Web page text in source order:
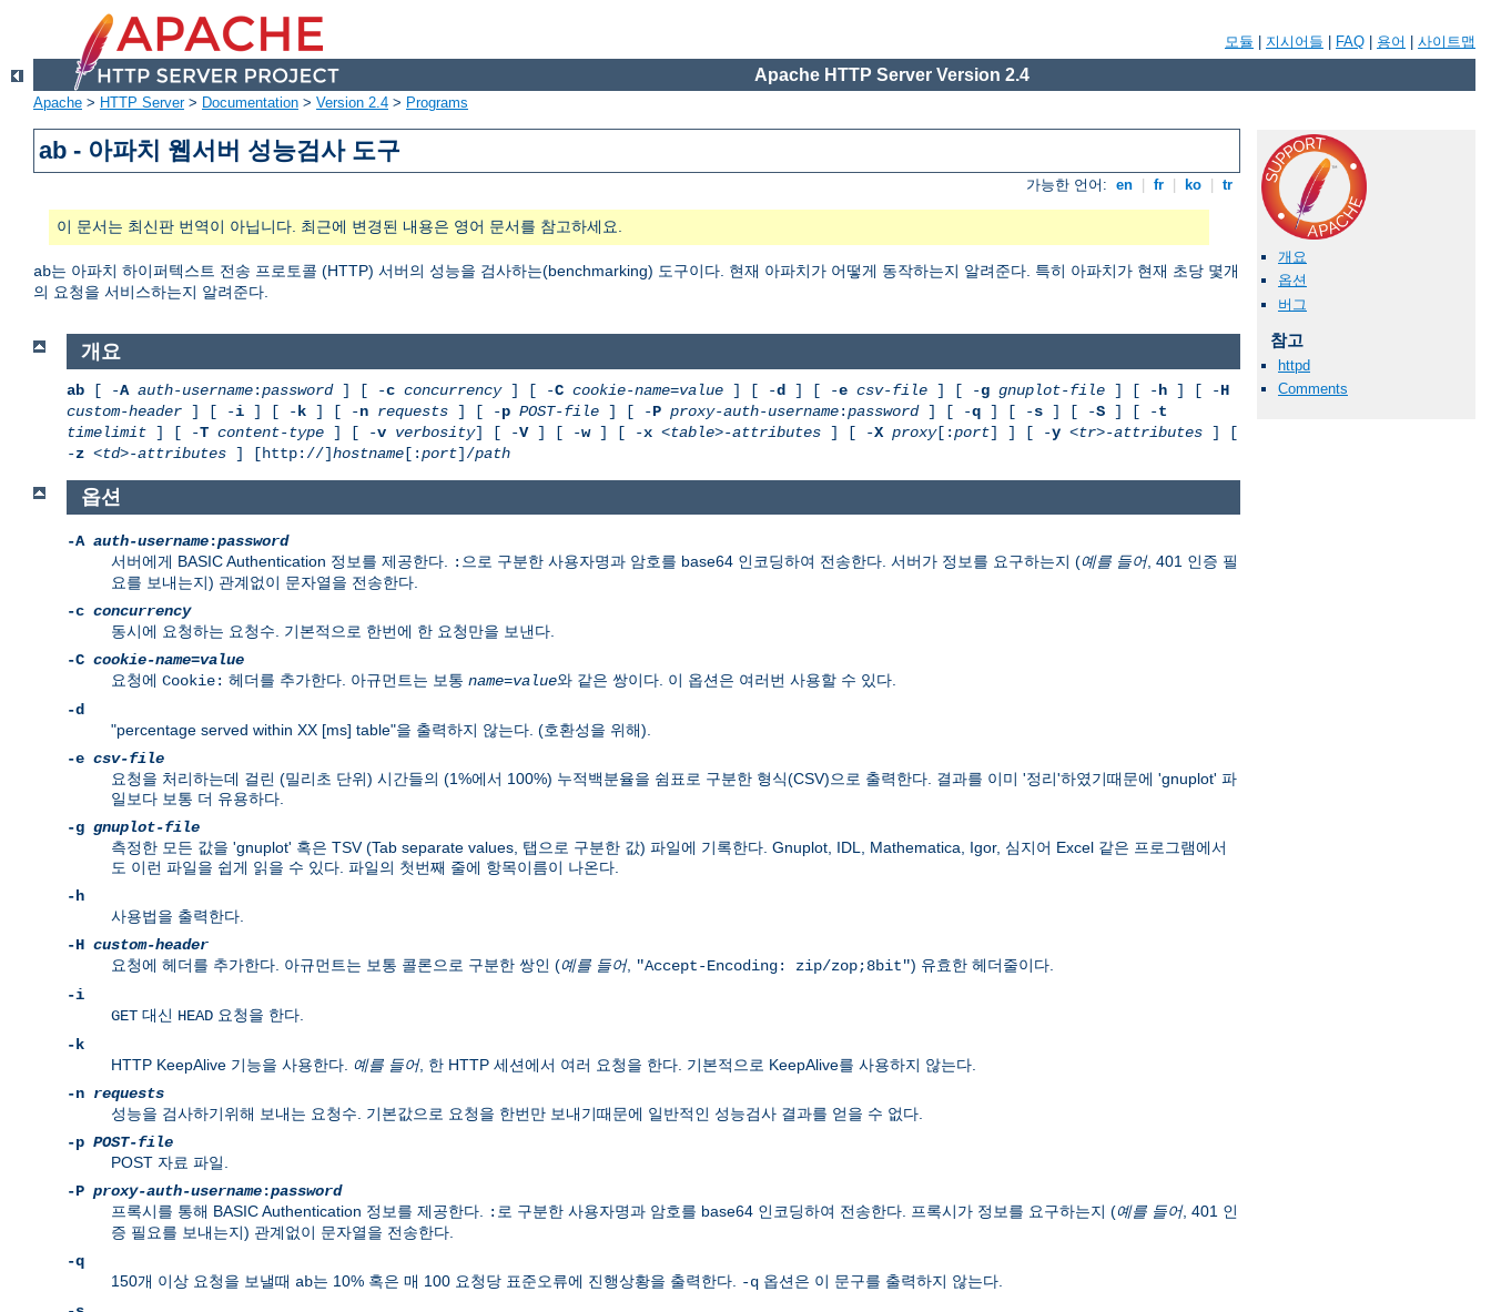
모듈 지시어들 FAQ 용어 사이트맵
Apache HTTP Server Version 2.4
Apache > HTTP Server> Documentation > Version 2.4 > Programs
ab - 아파치 웹서버 성능검사 도구
가능한 언어: en fr ko tr
이 문서는 최신판 번역이 아닙니다. 최근에 변경된 내용은 영어 문서를 참고하세요.
ab는 아파치 하이퍼텍스트 전송 프로토콜 (HTTP) 서버의 성능을 검사하는(benchmarking) 도구이다. 현재 아파치가 어떻게 동작하는지 알려준다. 특히 아파치가 현재 초당 몇개
의 요청을 서비스하는지 알려준다.
개요
옵션
버그
참고
httpd
Comments
개요
ab [ -A auth-username:password] [ -c concurrency] [ -C cookie-name=value ] [ -d ] [ -e csv-file ] [ -g gnuplot-file ] [ -h ] [ -H
custom-header ] [ -i ] [ - k ] [ -n requests ] [ -p POST-file ] [ -P proxy-auth-username:password] [ -q ] [ -s ] [ -S ] [ -t
timelimit ] [ -T content-type ] [ -v verbosity] [ -V] [ -w] [ -x <table>-attributes ] [ -X proxy[:port] ] [ -y <tr>-attributes ] [
-z <td>-attributes ] [http://]hostname [:port]/path
옵션
-A auth-username:password
서버에게 BASIC Authentication 정보를 제공한다.
: 으로 구분한 사용자명과 암호를 base64 인코딩하여 전송한다. 서버가 정보를 요구하는지 (예를 들어, 401 인증 필
요를 보내는지) 관계없이 문자열을 전송한다.
-c concurrency
동시에 요청하는 요청수. 기본적으로 한번에 한 요청만을 보낸다.
-C cookie-name=value
요청에 Cookie: 헤더를 추가한다. 아규먼트는 보통 name=value와 같은 쌍이다. 이 옵션은 여러번 사용할 수 있다.
-d
"percentage served within XX [ms] table"을 출력하지 않는다. (호환성을 위해).
-e csv-file
요청을 처리하는데 걸린 (밀리초 단위) 시간들의 (1%에서 100%) 누적백분율을 쉼표로 구분한 형식(CSV)으로 출력한다. 결과를 이미 '정리'하였기때문에 'gnuplot' 파
일보다 보통 더 유용하다.
-g gnuplot-file
측정한 모든 값을 'gnuplot' 혹은 TSV (Tab separate values, 탭으로 구분한 값) 파일에 기록한다. Gnuplot, IDL, Mathematica, Igor, 심지어 Excel 같은 프로그램에서
도 이런 파일을 쉽게 읽을 수 있다. 파일의 첫번째 줄에 항목이름이 나온다.
-h
사용법을 출력한다.
-H custom-header
요청에 헤더를 추가한다. 아규먼트는 보통 콜론으로 구분한 쌍인 (예를 들어, "Accept-Encoding: zip/zop;8bit") 유효한 헤더줄이다.
-i
GET 대신 HEAD 요청을 한다.
-k
HTTP KeepAlive 기능을 사용한다. 예를 들어, 한 HTTP 세션에서 여러 요청을 한다. 기본적으로 KeepAlive를 사용하지 않는다.
-n requests
성능을 검사하기위해 보내는 요청수. 기본값으로 요청을 한번만 보내기때문에 일반적인 성능검사 결과를 얻을 수 없다.
-p POST-file
POST 자료 파일.
-P proxy-auth-username:password
프록시를 통해 BASIC Authentication 정보를 제공한다.
: 로 구분한 사용자명과 암호를 base64 인코딩하여 전송한다. 프록시가 정보를 요구하는지 (예를 들어, 401 인
증 필요를 보내는지) 관계없이 문자열을 전송한다.
-q
150개 이상 요청을 보낼때 ab는 10% 혹은 매 100 요청당 표준오류에 진행상황을 출력한다. -q 옵션은 이 문구를 출력하지 않는다.